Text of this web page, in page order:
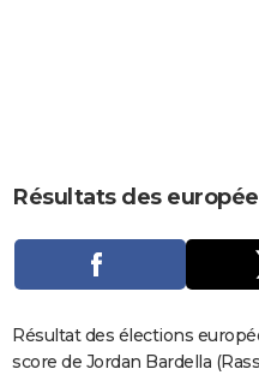
CARTE DE VOEUX
Carte de Noël
Carte Bonne année
Carte Saint-Valentin
Carte Pâques
Carte d'anniversaire
DICTIONNAIRE
Dictionnaire
Biographies
Citations
Expressions
Proverbes
PROGRAMME TV
COPAINS D'AVANT
Résultats des
Résultat des élections
score de Jordan Bardella